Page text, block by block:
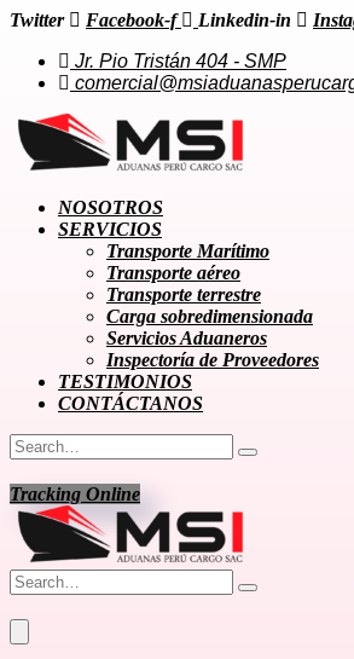
Twitter Facebook-f Linkedin-in
Jr. Pio Tristán 404 - SMP
NOSOTROS
SERVICIOS
Transporte Marítimo
Transporte aéreo
Transporte terrestre
Carga sobredimensionada
Servicios Aduaneros
Inspectoría de Proveedores
TESTIMONIOS
CONTÁCTANOS
Tracking Online